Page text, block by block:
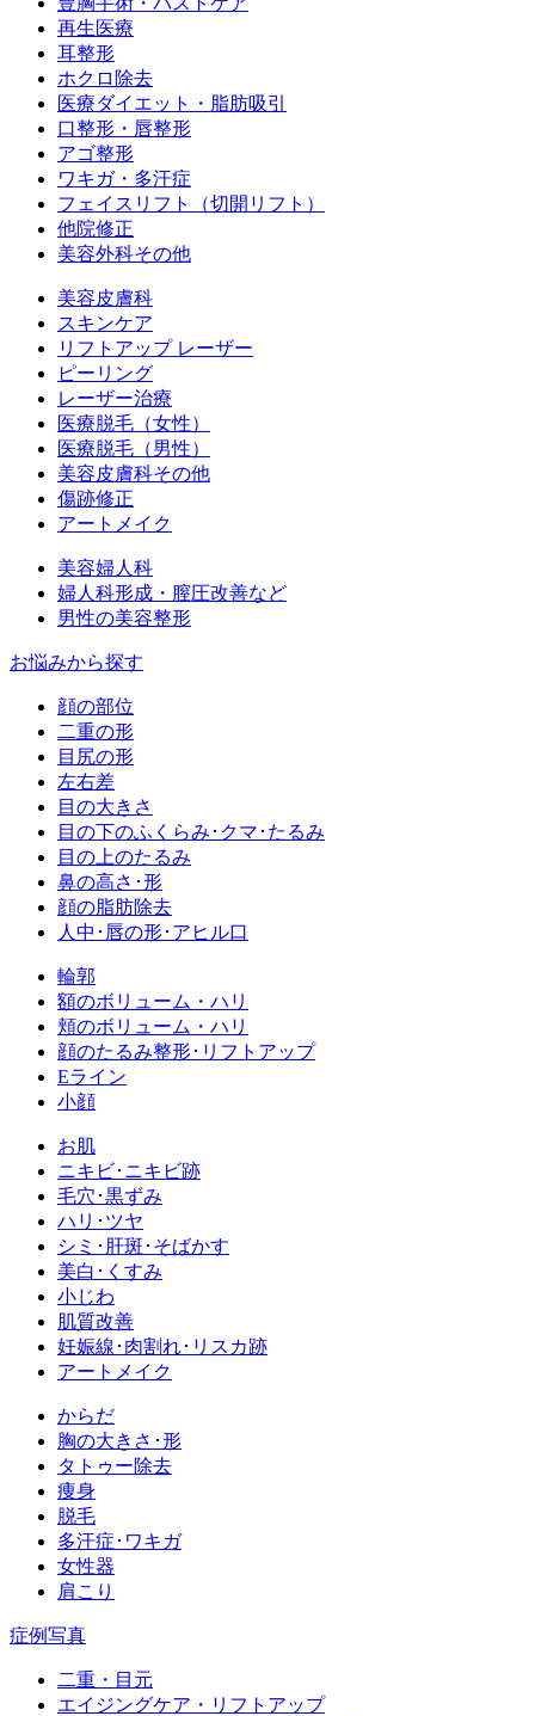
再生医療
耳整形
ホクロ除去
医療ダイエット・脂肪吸引
口整形・唇整形
アゴ整形
ワキガ・多汗症
フェイスリフト（切開リフト）
他院修正
美容外科その他
美容皮膚科
スキンケア
リフトアップ レーザー
ピーリング
レーザー治療
医療脱毛（女性）
医療脱毛（男性）
美容皮膚科その他
傷跡修正
アートメイク
美容婦人科
婦人科形成・膣圧改善など
男性の美容整形
お悩みから探す
顔の部位
二重の形
目尻の形
左右差
目の大きさ
目の下のふくらみ･クマ･たるみ
目の上のたるみ
鼻の高さ･形
顔の脂肪除去
人中･唇の形･アヒル口
輪郭
額のボリューム・ハリ
頬のボリューム・ハリ
顔のたるみ整形･リフトアップ
Eライン
小顔
お肌
ニキビ･ニキビ跡
毛穴･黒ずみ
ハリ･ツヤ
シミ･肝斑･そばかす
美白･くすみ
小じわ
肌質改善
妊娠線･肉割れ･リスカ跡
アートメイク
からだ
胸の大きさ･形
タトゥー除去
痩身
脱毛
多汗症･ワキガ
女性器
肩こり
症例写真
二重・目元
エイジングケア・リフトアップ